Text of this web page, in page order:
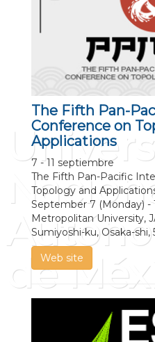
de
The Fifth Pan-
Conference on
Applications
7 - 11 septiembre
The Fifth Pan-Pacific
Topology and
September 7 (Monday) -
Metropolitan University,
Sumiyoshi-ku, Osaka-shi,
Web site